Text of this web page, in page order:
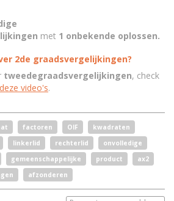
met 1 onbekende oplossen.
2de graadsvergelijkingen?
tweedegraadsvergelijkingen, check
deze video's.
factoren OIF
kwadraten
linkerlid rechterlid
onvolledige
gemeenschappelijke product
ax2
afzonderen